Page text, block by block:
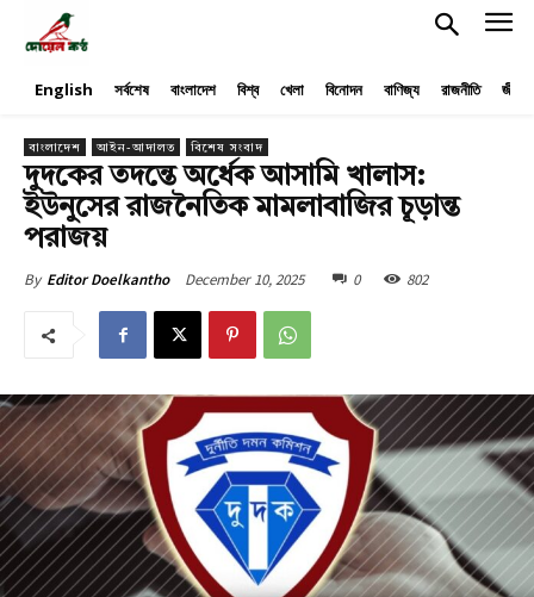
English সর্বশেষ বাংলাদেশ বিশ্ব খেলা বিনোদন বাণিজ্য রাজনীতি
বাংলাদেশ আইন-আদালত বিশেষ সংবাদ
দুদকের তদন্তে অর্ধেক আসামি খালাস:
ইউনুসের রাজনৈতিক মামলাবাজির চূড়ান্ত
পরাজয়
By Editor Doelkantho December 10, 2025 0 802